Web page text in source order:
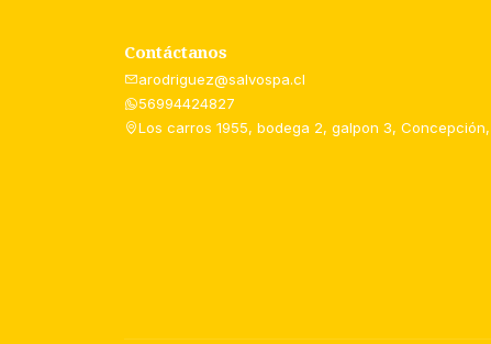
Contáctanos
arodriguez@salvospa.cl
56994424827
Los carros 1955, bodega 2, galpon 3,